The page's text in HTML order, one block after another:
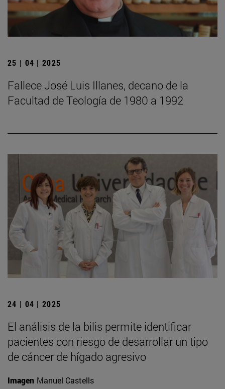
25 | 04 | 2025
Fallece José Luis Illanes, decano de la
Facultad de Teología de 1980 a 1992
24 | 04 | 2025
El análisis de la bilis permite identificar
pacientes con riesgo de desarrollar un tipo
de cáncer de hígado agresivo
Imagen Manuel Castells